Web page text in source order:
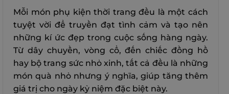
Mỗi món phụ kiện thời trang đều là một cách
tuyệt vời để truyền đạt tình cảm và tạo nên
những kí ức đẹp trong cuộc sống hàng ngày.
Từ dây chuyền, vòng cổ, đến chiếc đồng hồ
hay bộ trang sức nhỏ xinh, tất cả đều là những
món quà nhỏ nhưng ý nghĩa, giúp tăng thêm
giá trị cho ngày kỷ niệm đặc biệt này.